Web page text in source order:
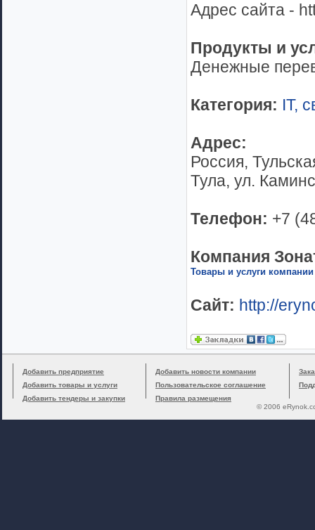
Адрес сайта -
Продукты и
Денежные
Категория: IT,
Адрес:
Россия,
Тула, ул.
Телефон: +7
Компания
Товары и услуги компании
Сайт: http://
Добавить предприятие
Добавить товары и услуги
Добавить тендеры и закупки
Добавить новости компании
Пользовательское соглашение
Правила размещения
© 2006